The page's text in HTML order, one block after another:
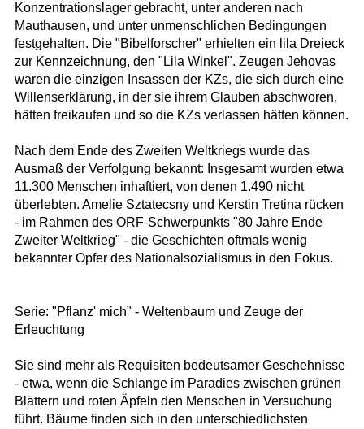
Konzentrationslager gebracht, unter anderen nach
Mauthausen, und unter unmenschlichen Bedingungen
festgehalten. Die "Bibelforscher" erhielten ein lila Dreieck
zur Kennzeichnung, den "Lila Winkel". Zeugen Jehovas
waren die einzigen Insassen der KZs, die sich durch eine
Willenserklärung, in der sie ihrem Glauben abschworen,
hätten freikaufen und so die KZs verlassen hätten können.
Nach dem Ende des Zweiten Weltkriegs wurde das
Ausmaß der Verfolgung bekannt: Insgesamt wurden etwa
11.300 Menschen inhaftiert, von denen 1.490 nicht
überlebten. Amelie Sztatecsny und Kerstin Tretina rücken
- im Rahmen des ORF-Schwerpunkts "80 Jahre Ende
Zweiter Weltkrieg" - die Geschichten oftmals wenig
bekannter Opfer des Nationalsozialismus in den Fokus.
Serie: "Pflanz' mich" - Weltenbaum und Zeuge der
Erleuchtung
Sie sind mehr als Requisiten bedeutsamer Geschehnisse
- etwa, wenn die Schlange im Paradies zwischen grünen
Blättern und roten Äpfeln den Menschen in Versuchung
führt. Bäume finden sich in den unterschiedlichsten